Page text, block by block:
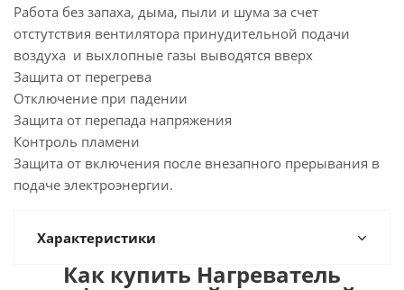
Работа без запаха, дыма, пыли и шума за счет
отстутствия вентилятора принудительной подачи
воздуха и выхлопные газы выводятся вверх
Защита от перегрева
Отключение при падении
Защита от перепада напряжения
Контроль пламени
Защита от включения после внезапного прерывания в
подаче электроэнергии.
Характеристики
Как купить Нагреватель